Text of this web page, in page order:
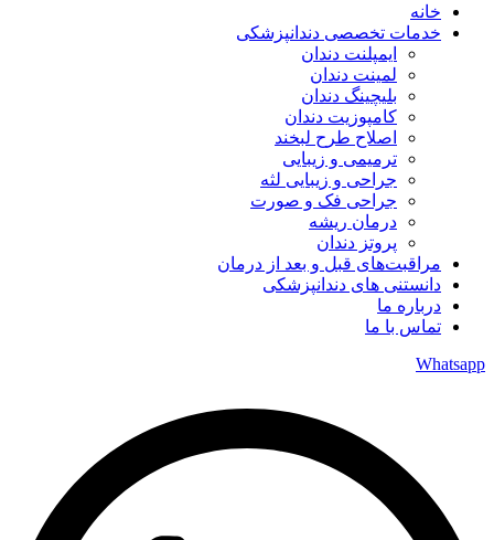
خانه
خدمات تخصصی دندانپزشکی
ایمپلنت دندان
لمینت دندان
بلیچینگ دندان
کامپوزیت دندان
اصلاح طرح لبخند
ترمیمی و زیبایی
جراحی و زیبایی لثه
جراحی فک و صورت
درمان ریشه
پروتز دندان
مراقبت‌های قبل و بعد از درمان
دانستنی های دندانپزشکی
درباره ما
تماس با ما
Whatsapp